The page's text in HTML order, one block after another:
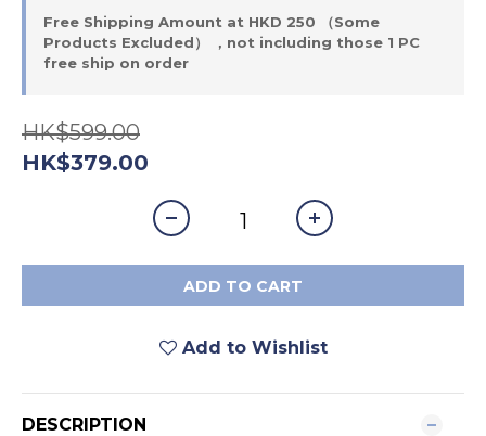
Free Shipping Amount at HKD 250 （Some
Products Excluded） ，not including those 1 PC
free ship on order
HK$599.00
HK$379.00
ADD TO CART
Add to Wishlist
DESCRIPTION